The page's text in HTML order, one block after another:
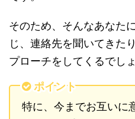
そのため、そんなあなた
じ、連絡先を聞いてきた
プローチをしてくるでしょ
ポイント
特に、今までお互いに